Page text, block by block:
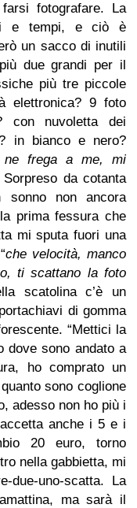
fotografare. La
e tempi, e ciò è
un sacco di inutili
due grandi per il
più tre piccole
elettronica? 9 foto
con nuvoletta dei
in bianco e nero?
ne frega a me, mi
Sorpreso da cotanta
non ancora
prima fessura che
mi sputa fuori una
che velocità, manco
ti scattano la foto
scatolina c’è un
di gomma
“Mettici la
dove sono andato a
ho comprato un
sono coglione
adesso non ho più i
anche i 5 e i
20 euro, torno
nella gabbietta, mi
uno-scatta. La
ma sarà il